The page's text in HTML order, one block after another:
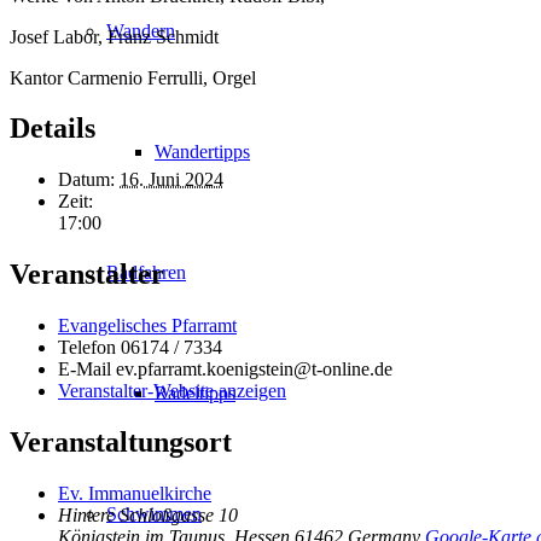
Wandern
Wandertipps
Radfahren
Radeltipps
Schwimmen
Josef Labor, Franz Schmidt
Kantor Carmenio Ferrulli, Orgel
Details
Datum: 16. Juni 2024
Zeit:
17:00
Veranstalter
Evangelisches Pfarramt
Telefon 06174 / 7334
E-Mail ev.pfarramt.koenigstein@t-online.de
Veranstalter-Website anzeigen
Veranstaltungsort
Ev. Immanuelkirche
Hintere Schloßgasse 10
Königstein im Taunus Hessen 61462 Germany Google-Karte